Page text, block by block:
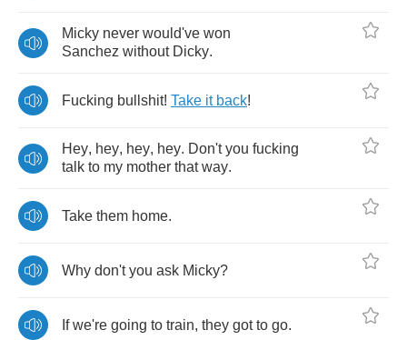
Micky never would've won
Sanchez without Dicky.
Fucking bullshit! Take it back!
Hey, hey, hey, hey. Don't you fucking
talk to my mother that way.
Take them home.
Why don't you ask Micky?
If we're going to train, they got to go.